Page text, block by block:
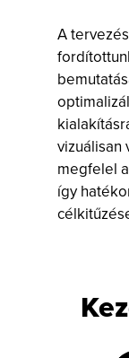
A
vizuálisan
megfelel
így